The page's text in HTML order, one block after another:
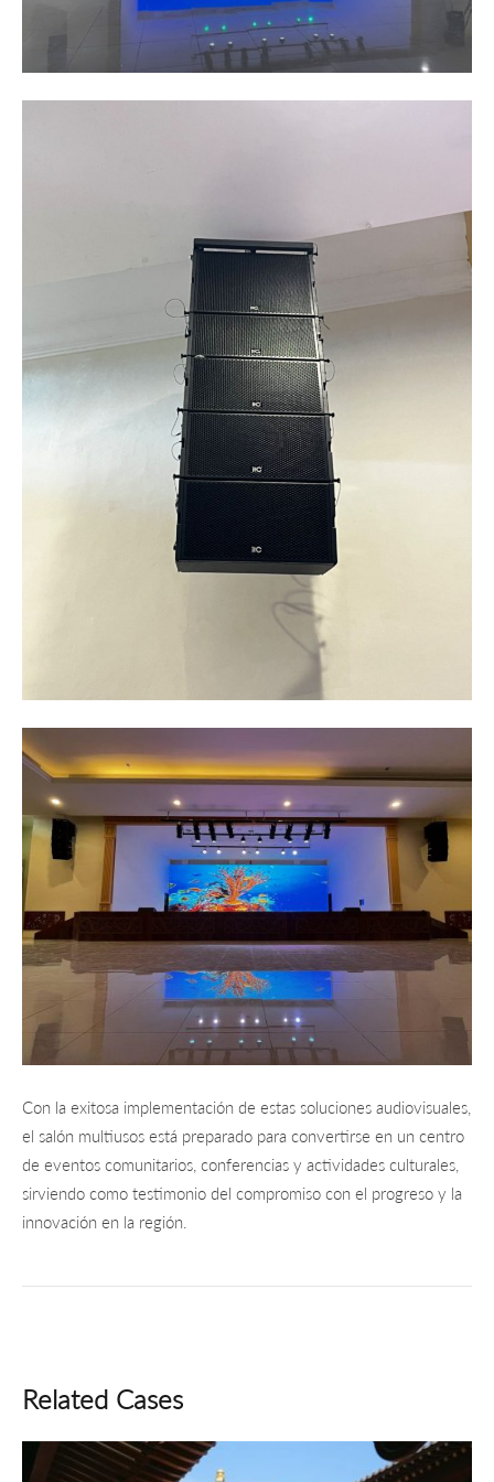
Con la exitosa implementación de estas soluciones audiovisuales,
el salón multiusos está preparado para convertirse en un centro
de eventos comunitarios, conferencias y actividades culturales,
sirviendo como testimonio del compromiso con el progreso y la
innovación en la región.
Related Cases